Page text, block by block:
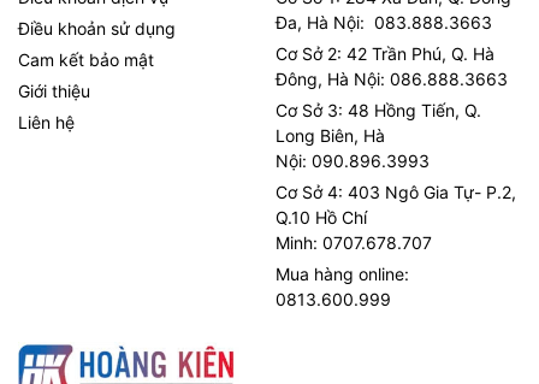
Điều khoản sử dụng
Cam kết bảo mật
Giới thiệu
Liên hệ
Đa, Hà Nội: 083.888.3663
Cơ Sở 2: 42 Trần Phú, Q. Hà
Đông, Hà Nội: 086.888.3663
Cơ Sở 3: 48 Hồng Tiến, Q.
Long Biên, Hà
Nội: 090.896.3993
Cơ Sở 4: 403 Ngô Gia Tự- P.2,
Q.10 Hồ Chí
Minh: 0707.678.707
Mua hàng online:
0813.600.999